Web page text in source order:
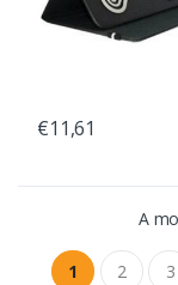
€11,61
A
1 2 3